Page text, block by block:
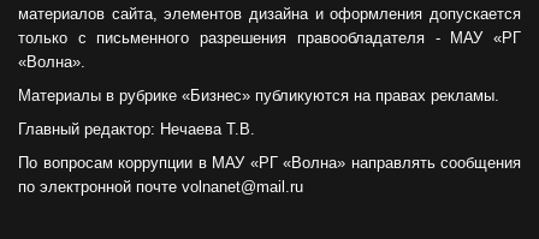
материалов сайта, элементов дизайна и оформления допускается
только с письменного разрешения правообладателя - МАУ «РГ
«Волна».
Материалы в рубрике «Бизнес» публикуются на правах рекламы.
Главный редактор: Нечаева Т.В.
По вопросам коррупции в МАУ «РГ «Волна» направлять сообщения
по электронной почте volnanet@mail.ru